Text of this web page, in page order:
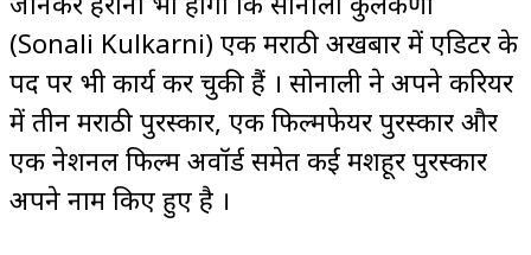
(Sonali Kulkarni) एक मराठी अखबार में एडिटर के
पद पर भी कार्य कर चुकी हैं । सोनाली ने अपने करियर
में तीन मराठी पुरस्कार, एक फिल्मफेयर पुरस्कार और
एक नेशनल फिल्म अवॉर्ड समेत कई मशहूर पुरस्कार
अपने नाम किए हुए है ।